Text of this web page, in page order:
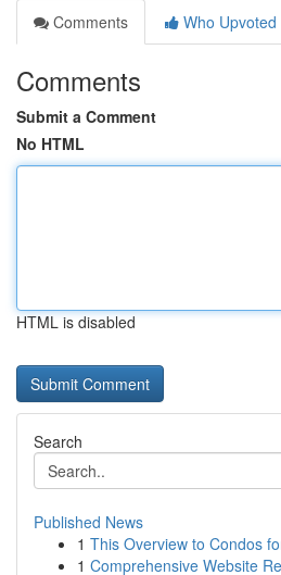
Comments
Who Upvoted
Comments
Submit a Comment
No HTML
HTML is disabled
Search
Published News
1 This Overview to Condos
1 Comprehensive Website